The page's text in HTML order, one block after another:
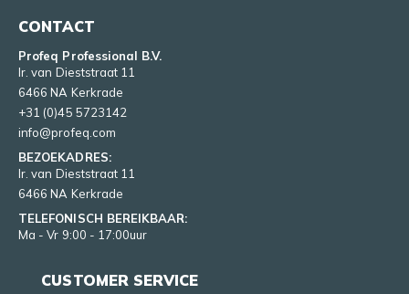
CONTACT
Profeq Professional B.V.
Ir. van Dieststraat 11
6466 NA Kerkrade
+31 (0)45 5723142
info@profeq.com
BEZOEKADRES:
Ir. van Dieststraat 11
6466 NA Kerkrade
TELEFONISCH BEREIKBAAR:
Ma - Vr 9:00 - 17:00uur
CUSTOMER SERVICE